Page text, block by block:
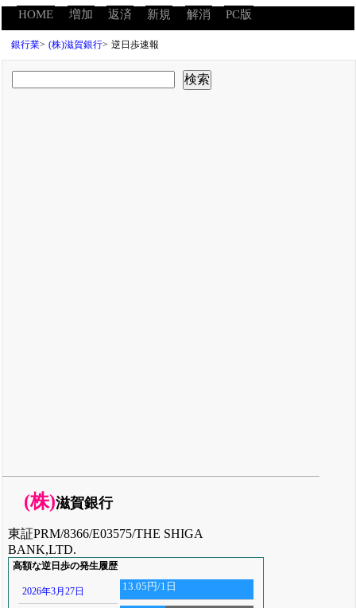
HOME 増加 返済 新規 解消 PC版
銀行業> (株)滋賀銀行> 逆日歩速報
(株)滋賀銀行
東証PRM/8366/E03575/THE SHIGA
BANK,LTD.
高額な逆日歩の発生履歴
2026年3月27日 13.05円/1日